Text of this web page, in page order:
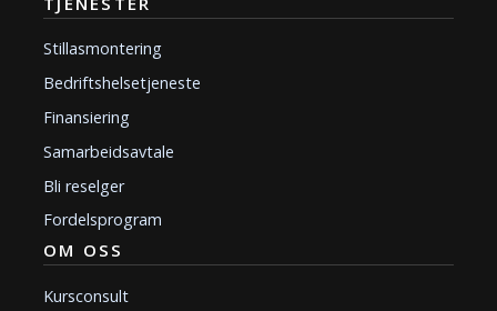
Stillasmontering
Bedriftshelsetjeneste
Finansiering
Samarbeidsavtale
Bli reselger
Fordelsprogram
OM OSS
Kursconsult